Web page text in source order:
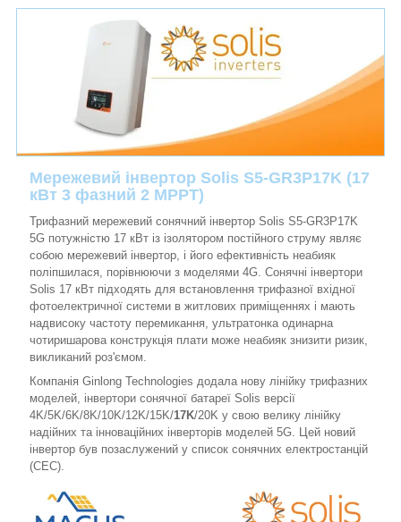
Мережевий інвертор Solis S5-GR3P17K (17
кВт 3 фазний 2 MPPT)
Трифазний мережевий сонячний інвертор Solis S5-GR3P17K
5G потужністю 17 кВт із ізолятором постійного струму являє
собою мережевий інвертор, і його ефективність неабияк
поліпшилася, порівнюючи з моделями 4G. Сонячні інвертори
Solis 17 кВт підходять для встановлення трифазної вхідної
фотоелектричної системи в житлових приміщеннях і мають
надвисоку частоту перемикання, ультратонка одинарна
чотиришарова конструкція плати може неабияк знизити ризик,
викликаний роз'ємом.
Компанія Ginlong Technologies додала нову лінійку трифазних
моделей, інвертори сонячної батареї Solis версії
4K/5K/6K/8K/10K/12K/15K/17K/20K у свою велику лінійку
надійних та інноваційних інверторів моделей 5G. Цей новий
інвертор був позаслужений у список сонячних електростанцій
(CEC).